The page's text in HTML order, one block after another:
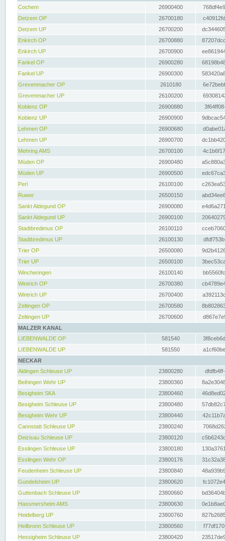
Cochem
26900400
Detzem OP
26700180
Detzem UP
26700200
Enkirch OP
26700880
Enkirch UP
26700900
Fankel OP
26900280
Fankel UP
26900300
Grevenmacher OP
2610180
Grevenmacher UP
26100200
Koblenz OP
26900880
Koblenz UP
26900900
Lehmen OP
26900680
Lehmen UP
26900700
Mehring AMS
26700100
Müden OP
26900480
Müden UP
26900500
Perl
26100100
Ruwer
26500150
Sankt Aldegund OP
26900080
Sankt Aldegund UP
26900100
Stadtbredimus OP
26100110
Stadtbredimus UP
26100130
Trier OP
26500080
Trier UP
26500100
Wincheringen
26100140
Wintrich OP
26700380
Wintrich UP
26700400
Zeltingen OP
26700580
Zeltingen UP
26700600
MALZER KANAL
LIEBENWALDE OP
581540
LIEBENWALDE UP
581550
NECKAR
Aldingen Schleuse UP
23800280
Beihingen Wehr UP
23800360
Besigheim SKA
23800460
Besigheim Schleuse UP
23800480
Besigheim Wehr UP
23800440
Cannstatt Schleuse UP
23800240
Deizisau Schleuse UP
23800120
Esslingen Schleuse UP
23800180
Esslingen Wehr OP
23800176
Feudenheim Schleuse UP
23800840
Gundelsheim UP
23800620
Guttenbach Schleuse UP
23800660
Hassmersheim AMS
23800630
Heidelberg UP
23800760
Heilbronn Schleuse UP
23800560
Hessigheim Schleuse UP
23800420